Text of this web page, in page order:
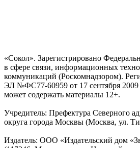
«Сокол». Зарегистрировано
в сфере связи, информационных
коммуникаций (Роскомнадзором).
ЭЛ №ФС77-60959 от 17 сентября 2009
может содержать материалы 12+.
Учредитель: Префектура Северного
округа города Москвы (Москва, ул.
Издатель: ООО «Издательский дом